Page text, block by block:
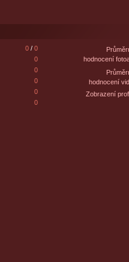
0/ 0
0
0
0
0
0
hodnocení
hodnocení
Zobrazení